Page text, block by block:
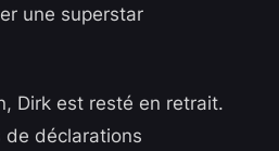
une superstar
Dirk est resté en retrait.
de déclarations